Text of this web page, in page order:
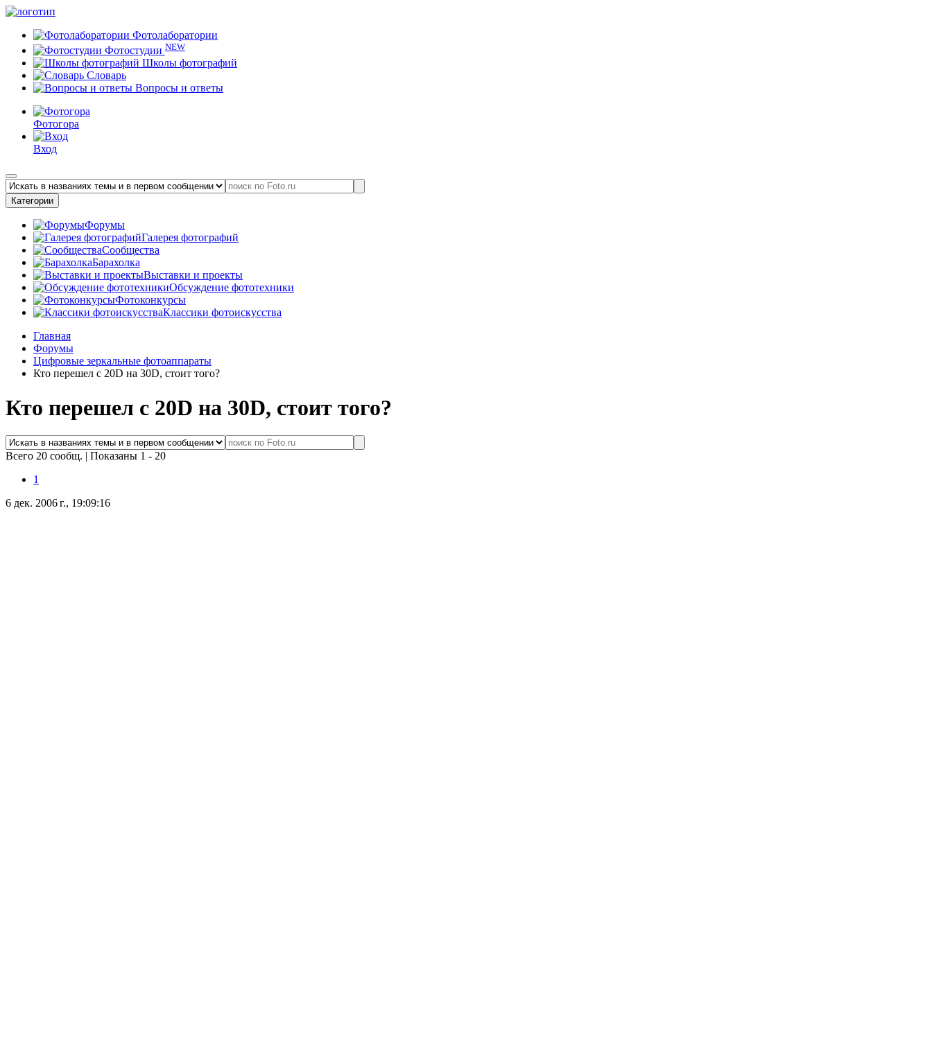
Фотолаборатории
Фотостудии NEW
Школы фотографий
Словарь
Вопросы и ответы
Фотогора
Вход
Категории
Форумы
Галерея фотографий
Сообщества
Барахолка
Выставки и проекты
Обсуждение фототехники
Фотоконкурсы
Классики фотоискусства
Главная
Форумы
Цифровые зеркальные фотоаппараты
Кто перешел с 20D на 30D, стоит того?
Кто перешел с 20D на 30D, стоит того?
Всего 20 сообщ. | Показаны 1 - 20
1
6 дек. 2006 г., 19:09:16